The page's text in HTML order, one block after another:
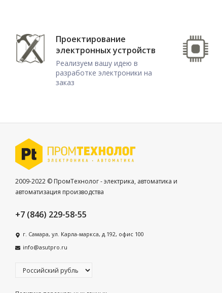
Проектирование
электронных устройств
Реализуем вашу идею в
разработке электроники на
заказ
2009-2022 © ПромТехнолог - электрика, автоматика и
автоматизация производства
+7 (846) 229-58-55
г. Самара, ул. Карла-маркса, д.192, офис 100
info@asutpro.ru